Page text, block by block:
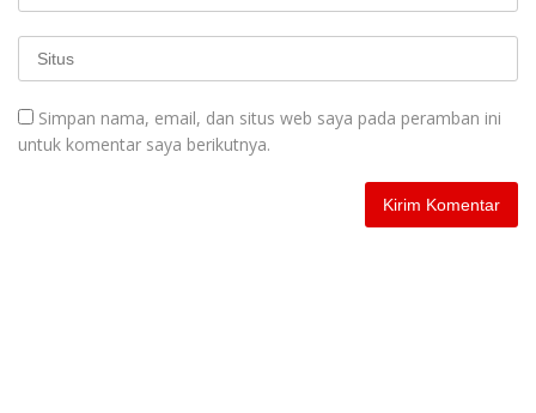
Simpan nama, email, dan situs web saya pada peramban ini
untuk komentar saya berikutnya.